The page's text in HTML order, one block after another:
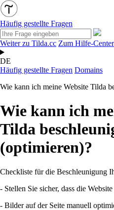
Häufig gestellte Fragen
Weiter zu Tilda.cc Zum Hilfe-
DE
Häufig gestellte Fragen Domains
Wie kann ich meine Website Tilda
Wie kann ich
Tilda
(optimieren)?
Checkliste für die Beschleunigung
- Stellen Sie sicher, dass die
- Bilder auf der Seite manuell